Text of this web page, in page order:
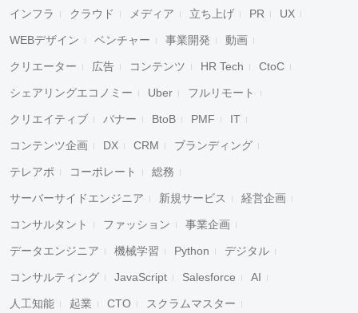
インフラ クラウド メディア 立ち上げ PR UX
WEBデザイン ベンチャー 事業開発 動画
クリエーター 広告 コンテンツ HR Tech CtoC
シェアリングエコノミー Uber フルリモート
クリエイティブ バナー BtoB PMF IT
コンテンツ企画 DX CRM ブランディング
テレアポ コーポレート 総務
サーバーサイドエンジニア 新規サービス 経営企画
コンサルタント ファッション 事業企画
データエンジニア 機械学習 Python デジタル
コンサルティング JavaScript Salesforce AI
人工知能 起業 CTO スクラムマスター